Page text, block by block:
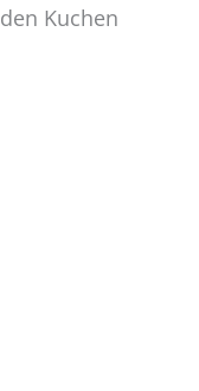
Kuchen